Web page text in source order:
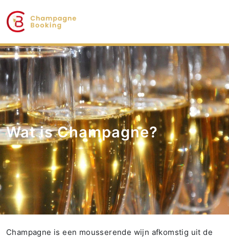
Wat is Champagne?
Champagne is een mousserende wijn afkomstig uit de